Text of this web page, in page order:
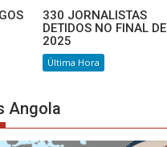
330 JORNALISTAS
DETIDOS NO FINAL DE
2025
Última Hora
Angola